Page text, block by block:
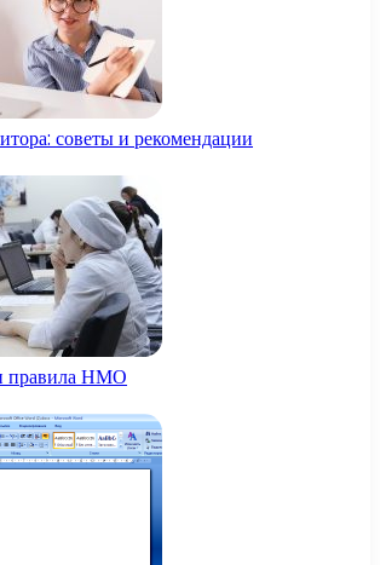
советы и рекомендации
правила НМО